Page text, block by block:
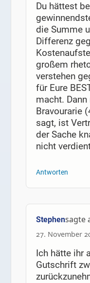
Du hättest
die Summe
Differenz
großem
verstehen
für Eure
macht.
Bravourarie
sagt, ist
der Sache
nicht
Antworten
Stephensagte
27. November
Ich hätte ihr
Gutschrift